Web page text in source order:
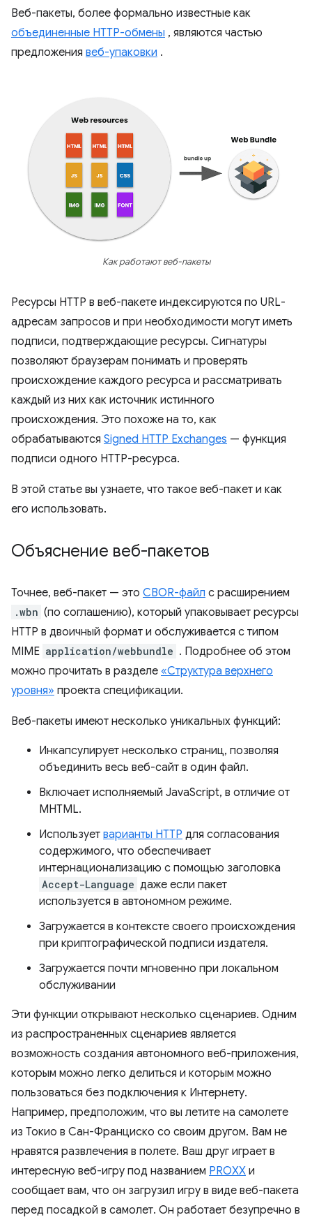
Веб-пакеты, более формально известные как
объединенные HTTP-обмены , являются частью
предложения веб-упаковки .
Как работают веб-пакеты
Ресурсы HTTP в веб-пакете индексируются по URL-
адресам запросов и при необходимости могут иметь
подписи, подтверждающие ресурсы. Сигнатуры
позволяют браузерам понимать и проверять
происхождение каждого ресурса и рассматривать
каждый из них как источник истинного
происхождения. Это похоже на то, как
обрабатываются Signed HTTP Exchanges — функция
подписи одного HTTP-ресурса.
В этой статье вы узнаете, что такое веб-пакет и как
его использовать.
Объяснение веб-пакетов
Точнее, веб-пакет — это CBOR-файл с расширением
.wbn (по соглашению), который упаковывает ресурсы
HTTP в двоичный формат и обслуживается с типом
MIME application/webbundle . Подробнее об этом
можно прочитать в разделе «Структура верхнего
уровня» проекта спецификации.
Веб-пакеты имеют несколько уникальных функций:
Инкапсулирует несколько страниц, позволяя
объединить весь веб-сайт в один файл.
Включает исполняемый JavaScript, в отличие от
MHTML.
Использует варианты HTTP для согласования
содержимого, что обеспечивает
интернационализацию с помощью заголовка
Accept-Language даже если пакет
используется в автономном режиме.
Загружается в контексте своего происхождения
при криптографической подписи издателя.
Загружается почти мгновенно при локальном
обслуживании
Эти функции открывают несколько сценариев. Одним
из распространенных сценариев является
возможность создания автономного веб-приложения,
которым можно легко делиться и которым можно
пользоваться без подключения к Интернету.
Например, предположим, что вы летите на самолете
из Токио в Сан-Франциско со своим другом. Вам не
нравятся развлечения в полете. Ваш друг играет в
интересную веб-игру под названием PROXX и
сообщает вам, что он загрузил игру в виде веб-пакета
перед посадкой в ​​самолет. Он работает безупречно в